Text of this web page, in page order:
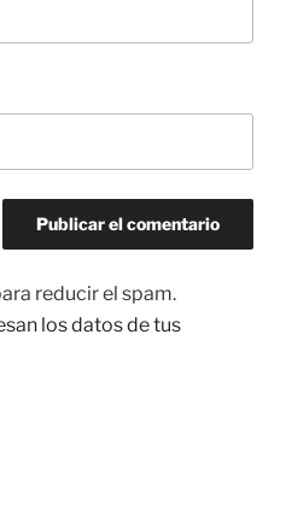
reducir el spam.
los datos de tus